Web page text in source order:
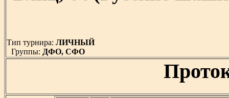
Тип турнира: ЛИЧНЫЙ
Группы: ДФО, СФО